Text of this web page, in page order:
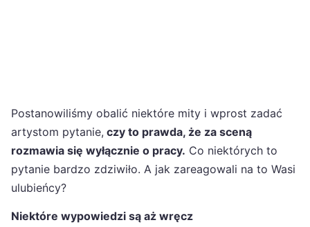
Postanowiliśmy obalić niektóre mity i wprost zadać
artystom pytanie, czy to prawda, że za sceną
rozmawia się wyłącznie o pracy. Co niektórych to
pytanie bardzo zdziwiło. A jak zareagowali na to Wasi
ulubieńcy?
Niektóre wypowiedzi są aż wręcz